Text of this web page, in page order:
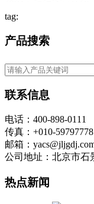
tag:
产品搜索
联系信息
电话：400-898-0111
传真：+010-59797778
邮箱：
公司地址：北京市石
热点新闻